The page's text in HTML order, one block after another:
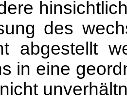
des
abgestellt
in eine